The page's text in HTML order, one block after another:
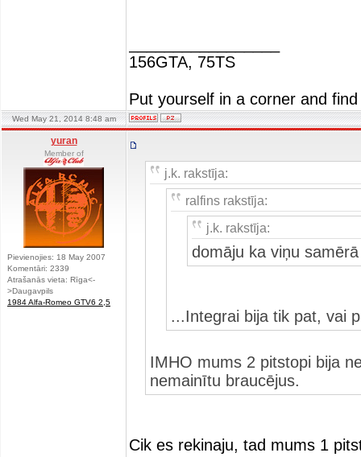
156GTA, 75TS
Put yourself in a corner and
Wed May 21, 2014 8:48 am
yuran
Member of
Pievienojies: 18 May 2007
Komentāri: 2339
Atrašanās vieta: Rīga<-
>Daugavpils
1984 Alfa-Romeo GTV6 2,5
j.k. rakstīja:
ralfins rakstīja:
j.k. rakstīja:
domāju ka viņu
...Integrai bija tik pat, vai
IMHO mums 2 pitstopi bija
nemainītu braucējus.
Cik es rekinaju, tad mums 1